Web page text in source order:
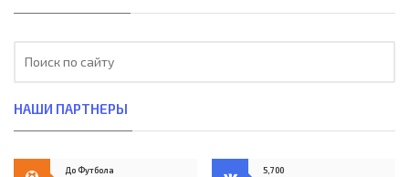
НАШИ ПАРТНЕРЫ
До Футбола
5,700